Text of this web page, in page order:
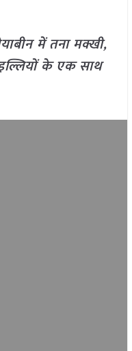
में तना मक्खी,
के एक साथ